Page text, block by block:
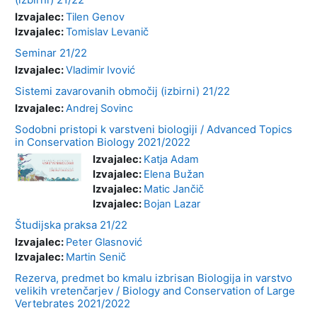
Izvajalec:Tilen Genov
Izvajalec:Tomislav Levanič
Seminar 21/22
Izvajalec:Vladimir Ivović
Sistemi zavarovanih območij (izbirni) 21/22
Izvajalec:Andrej Sovinc
Sodobni pristopi k varstveni biologiji / Advanced Topics
in Conservation Biology 2021/2022
Izvajalec: Katja Adam
Izvajalec: Elena Bužan
Izvajalec: Matic Jančič
Izvajalec: Bojan Lazar
Študijska praksa 21/22
Izvajalec: Peter Glasnović
Izvajalec: Martin Senič
Rezerva, predmet bo kmalu izbrisan Biologija in varstvo
velikih vretenčarjev / Biology and Conservation of Large
Vertebrates 2021/2022